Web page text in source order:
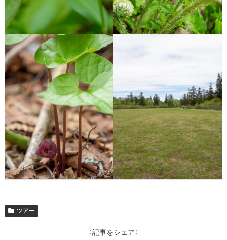
ツアー
〈記事をシェア〉